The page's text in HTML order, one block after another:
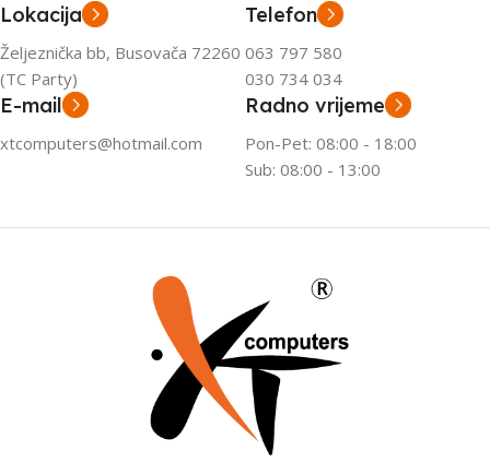
Lokacija
Željeznička bb, Busovača 72260
(TC Party)
Telefon
063 797 580
030 734 034
E-mail
xtcomputers@hotmail.com
Radno vrijeme
Pon-Pet: 08:00 - 18:00
Sub: 08:00 - 13:00